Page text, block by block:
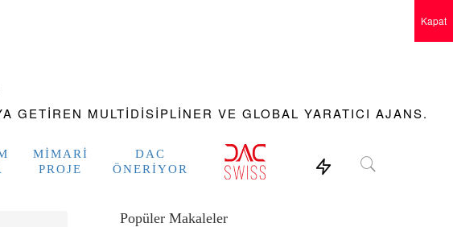
GETIREN MULTIDISIPLINER VE GLOBAL YARATICI AJANS.
MIMARI
PROJE
DAC
ÖNERIYOR
Popüler Makaleler
Kapat